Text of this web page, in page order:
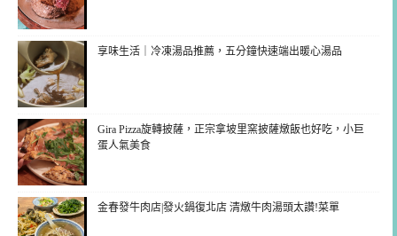
享味生活｜冷凍湯品推薦，五分鐘快速端出暖心湯品
Gira Pizza旋轉披薩，正宗拿坡里窯披薩燉飯也好吃，小巨
蛋人氣美食
金春發牛肉店|發火鍋復北店 清燉牛肉湯頭太讚!菜單